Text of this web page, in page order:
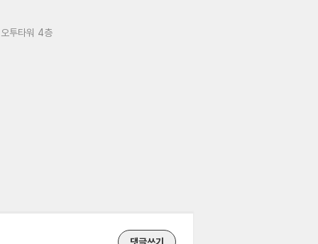
투타워 4층